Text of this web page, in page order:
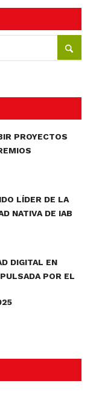
PROYECTOS
LÍDER DE LA
NATIVA DE IAB
DIGITAL EN
POR EL